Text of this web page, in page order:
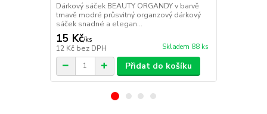
Dárkový sáček BEAUTY ORGANDY v barvě
tmavě modré průsvitný organzový dárkový
sáček snadné a elegan...
15 Kč/ks
12 Kč bez DPH Skladem 88 ks
Přidat do košíku